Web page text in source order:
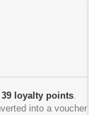
39 loyalty points.
into a voucher